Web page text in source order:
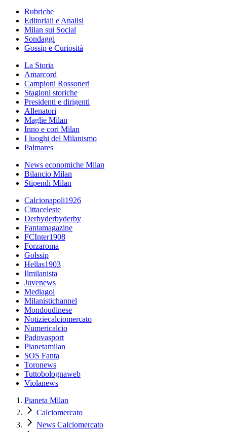
Rubriche
Editoriali e Analisi
Milan sui Social
Sondaggi
Gossip e Curiosità
La Storia
Amarcord
Campioni Rossoneri
Stagioni storiche
Presidenti e dirigenti
Allenatori
Maglie Milan
Inno e cori Milan
I luoghi del Milanismo
Palmares
News economiche Milan
Bilancio Milan
Stipendi Milan
Calcionapoli1926
Cittaceleste
Derbyderbyderby
Fantamagazine
FCInter1908
Forzaroma
Golssip
Hellas1903
Ilmilanista
Juvenews
Mediagol
Milanistichannel
Mondoudinese
Notiziecalciomercato
Numericalcio
Padovasport
Pianetamilan
SOS Fanta
Toronews
Tuttobolognaweb
Violanews
Pianeta Milan
Calciomercato
News Calciomercato